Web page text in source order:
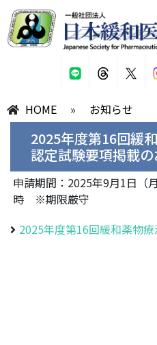
HOME » お知らせ
2025年度第16回緩
認定試験要項掲載
申請期間：2025年9月1日（
時 ※期限厳守
2025年度第16回緩和薬物